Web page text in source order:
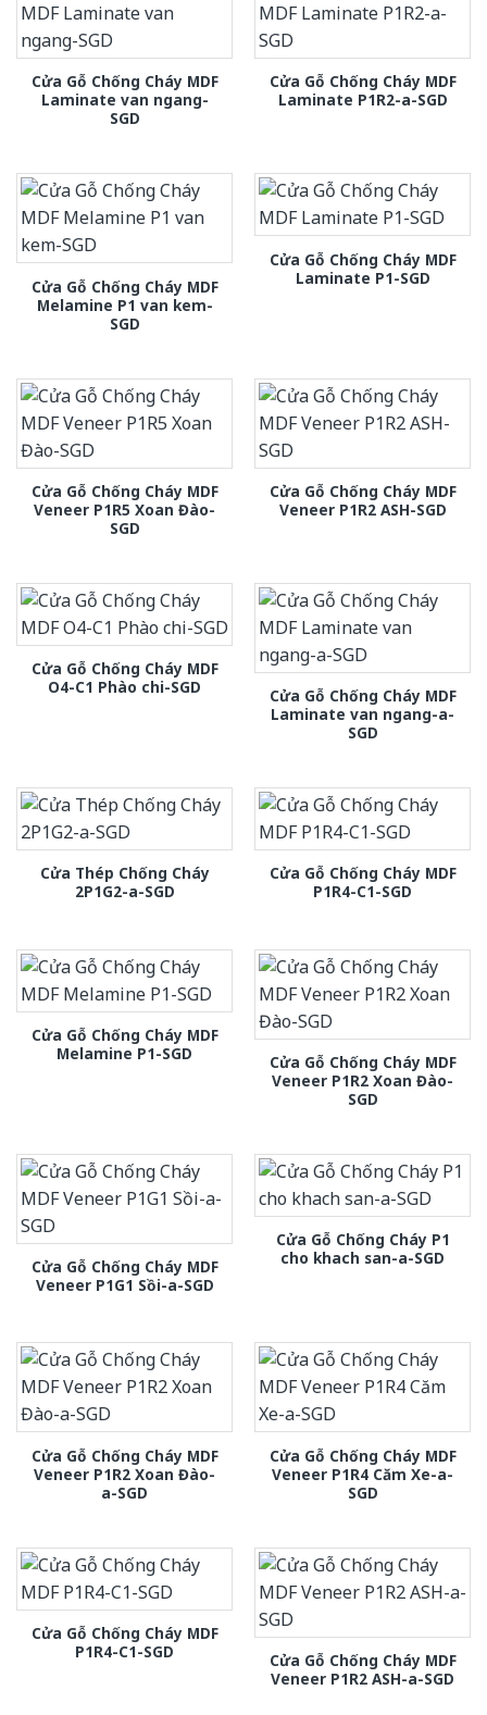
Cửa Gỗ Chống Cháy MDF
Laminate van ngang-
SGD
Cửa Gỗ Chống Cháy MDF
Laminate P1R2-a-SGD
Cửa Gỗ Chống Cháy MDF
Melamine P1 van kem-
SGD
Cửa Gỗ Chống Cháy MDF
Laminate P1-SGD
Cửa Gỗ Chống Cháy MDF
Veneer P1R5 Xoan Đào-
SGD
Cửa Gỗ Chống Cháy MDF
Veneer P1R2 ASH-SGD
Cửa Gỗ Chống Cháy MDF
O4-C1 Phào chi-SGD
Cửa Gỗ Chống Cháy MDF
Laminate van ngang-a-
SGD
Cửa Thép Chống Cháy
2P1G2-a-SGD
Cửa Gỗ Chống Cháy MDF
P1R4-C1-SGD
Cửa Gỗ Chống Cháy MDF
Melamine P1-SGD
Cửa Gỗ Chống Cháy MDF
Veneer P1R2 Xoan Đào-
SGD
Cửa Gỗ Chống Cháy MDF
Veneer P1G1 Sồi-a-SGD
Cửa Gỗ Chống Cháy P1
cho khach san-a-SGD
Cửa Gỗ Chống Cháy MDF
Veneer P1R2 Xoan Đào-
a-SGD
Cửa Gỗ Chống Cháy MDF
Veneer P1R4 Căm Xe-a-
SGD
Cửa Gỗ Chống Cháy MDF
P1R4-C1-SGD
Cửa Gỗ Chống Cháy MDF
Veneer P1R2 ASH-a-SGD